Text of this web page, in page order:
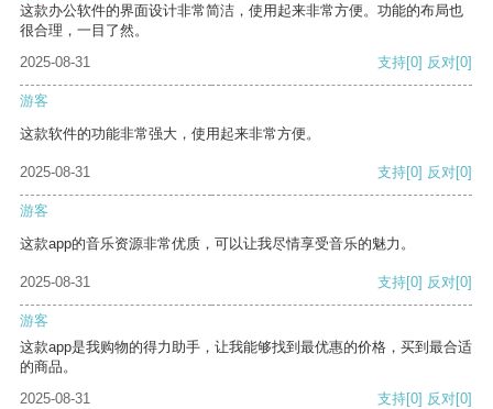
这款办公软件的界面设计非常简洁，使用起来非常方便。功能的布局也
很合理，一目了然。
2025-08-31
支持[0] 反对[0]
游客
这款软件的功能非常强大，使用起来非常方便。
2025-08-31 支持[0] 反对[0]
游客
这款app的音乐资源非常优质，可以让我尽情享受音乐的魅力。
2025-08-31 支持[0] 反对[0]
游客
这款app是我购物的得力助手，让我能够找到最优惠的价格，买到最合适
的商品。
2025-08-31
支持[0] 反对[0]